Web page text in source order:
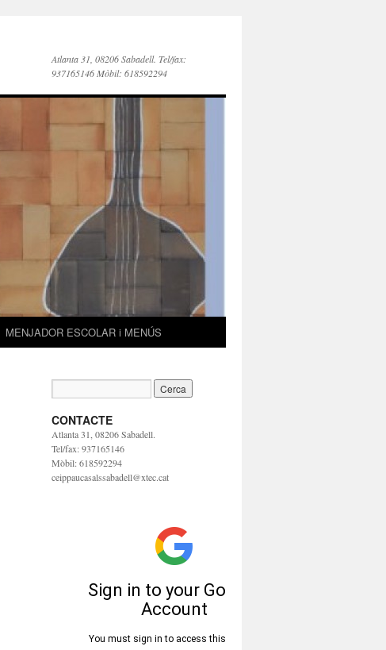
Atlanta 31, 08206 Sabadell. Tel/fax:
937165146 Mòbil: 618592294
MENJADOR ESCOLAR i MENÚS
CONTACTE
Atlanta 31, 08206 Sabadell.
Tel/fax: 937165146
Mòbil: 618592294
ceippaucasalssabadell@xtec.cat